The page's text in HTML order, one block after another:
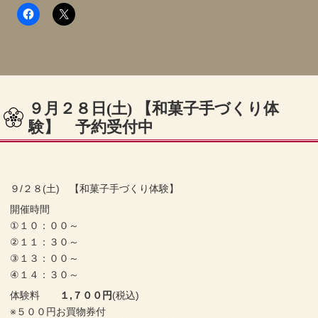
９月２８日(土) 【和菓子手づくり体
験】 予約受付中
９/２８(土) 【和菓子手づくり体験】
開催時間
①１０：００～
②１１：３０～
③１３：００～
④１４：３０～
体験料
１,７００円(税込)
※５００円お買物券付